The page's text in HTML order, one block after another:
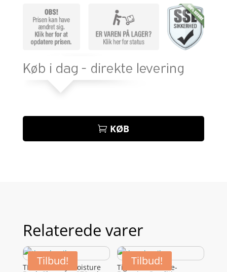
KØB
Relaterede varer
Tilbud!
TIGI Recovery Moisture Tilbud!
Tigi Bed Head Re-